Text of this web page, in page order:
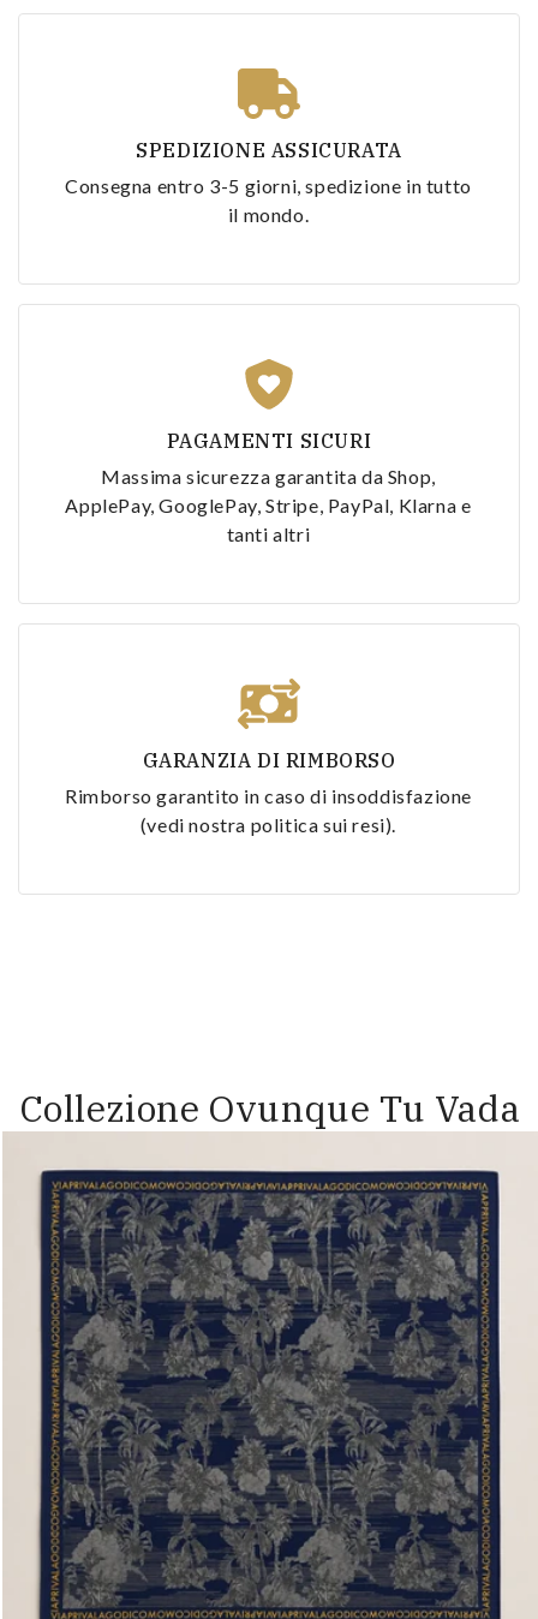
SPEDIZIONE ASSICURATA
Consegna entro 3-5 giorni, spedizione in tutto
il mondo.
PAGAMENTI SICURI
Massima sicurezza garantita da Shop,
ApplePay, GooglePay, Stripe, PayPal, Klarna e
tanti altri
GARANZIA DI RIMBORSO
Rimborso garantito in caso di insoddisfazione
(vedi nostra politica sui resi).
Collezione Ovunque Tu Vada